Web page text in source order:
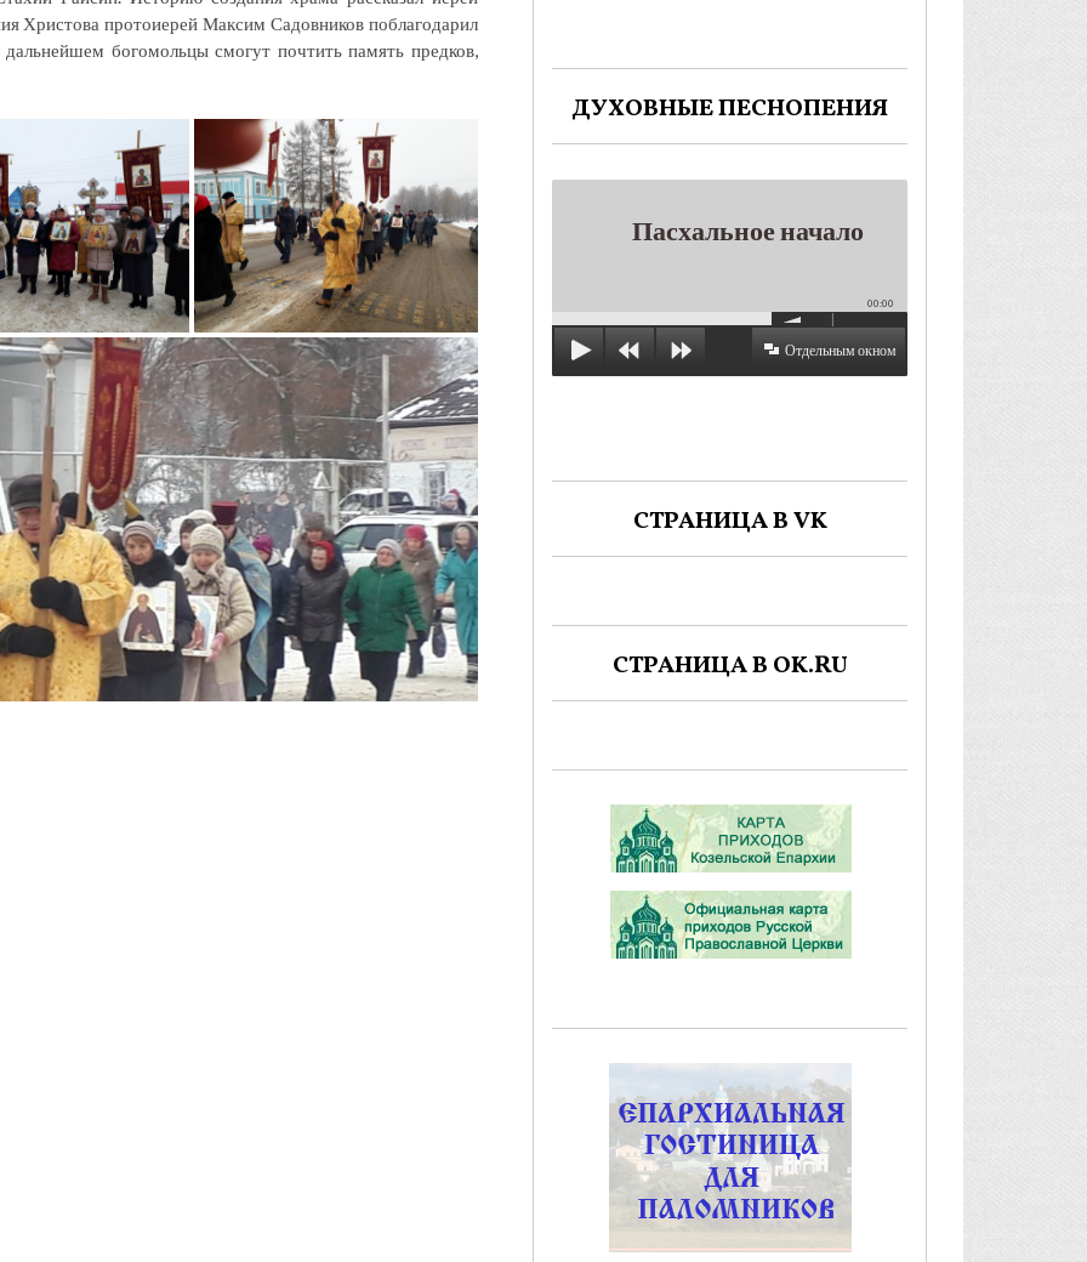
Христова протоиерей Максим Садовников поблагодарил
богомольцы смогут почтить память предков,
ДУХОВНЫЕ ПЕСНОПЕНИЯ
Пасхальное начало
00:00
Отдельным окном
СТРАНИЦА В VK
СТРАНИЦА В OK.RU